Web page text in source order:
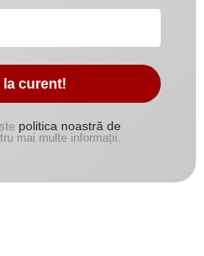
politica noastră de
mai multe informații.